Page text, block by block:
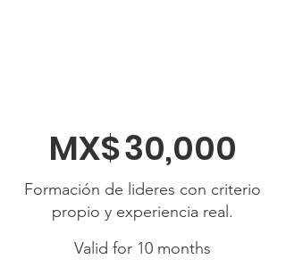
MX$30,000
Formación de lideres con criterio
propio y experiencia real.
Valid for 10 months